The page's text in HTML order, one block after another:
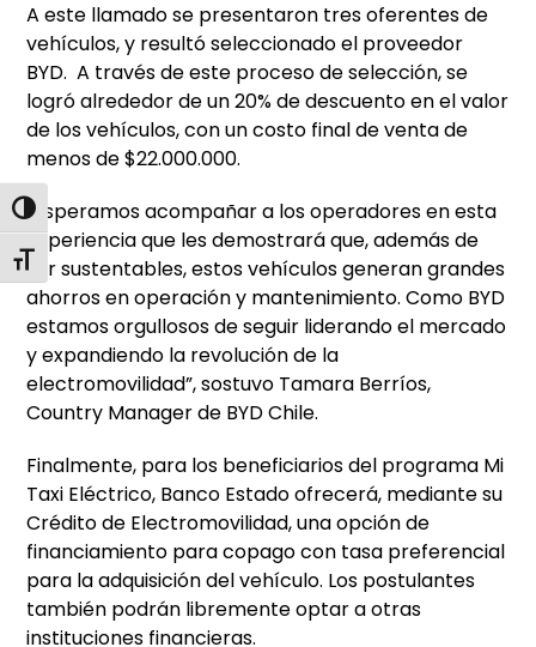
Alternar alto contraste
Alternar tamaño de letra
A este llamado se presentaron tres oferentes de
vehículos, y resultó seleccionado el proveedor
BYD. A través de este proceso de selección, se
logró alrededor de un 20% de descuento en el valor
de los vehículos, con un costo final de venta de
menos de $22.000.000.
“Esperamos acompañar a los operadores en esta
experiencia que les demostrará que, además de
ser sustentables, estos vehículos generan grandes
ahorros en operación y mantenimiento. Como BYD
estamos orgullosos de seguir liderando el mercado
y expandiendo la revolución de la
electromovilidad”, sostuvo Tamara Berríos,
Country Manager de BYD Chile.
Finalmente, para los beneficiarios del programa Mi
Taxi Eléctrico, Banco Estado ofrecerá, mediante su
Crédito de Electromovilidad, una opción de
financiamiento para copago con tasa preferencial
para la adquisición del vehículo. Los postulantes
también podrán libremente optar a otras
instituciones financieras.